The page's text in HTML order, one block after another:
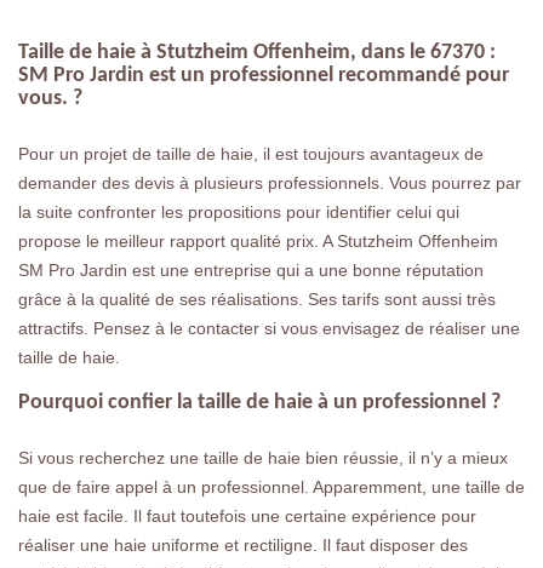
Taille de haie à Stutzheim Offenheim, dans le 67370 :
SM Pro Jardin est un professionnel recommandé pour
vous. ?
Pour un projet de taille de haie, il est toujours avantageux de
demander des devis à plusieurs professionnels. Vous pourrez par
la suite confronter les propositions pour identifier celui qui
propose le meilleur rapport qualité prix. A Stutzheim Offenheim
SM Pro Jardin est une entreprise qui a une bonne réputation
grâce à la qualité de ses réalisations. Ses tarifs sont aussi très
attractifs. Pensez à le contacter si vous envisagez de réaliser une
taille de haie.
Pourquoi confier la taille de haie à un professionnel ?
Si vous recherchez une taille de haie bien réussie, il n’y a mieux
que de faire appel à un professionnel. Apparemment, une taille de
haie est facile. Il faut toutefois une certaine expérience pour
réaliser une haie uniforme et rectiligne. Il faut disposer des